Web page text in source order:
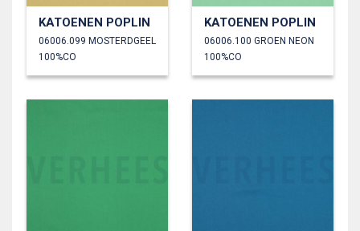
KATOENEN POPLIN
06006.099 MOSTERDGEEL
100%CO
KATOENEN POPLIN
06006.100 GROEN NEON
100%CO